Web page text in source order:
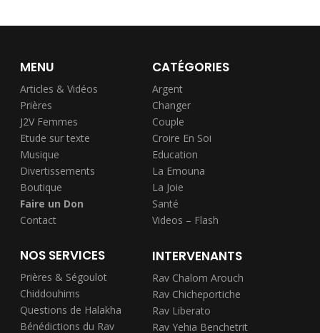
MENU
Articles & Vidéos
Prières
J2V Femmes
Etude sur texte
Musique
Divertissements
Boutique
Faire un Don
Contact
CATÉGORIES
Argent
Changer
Couple
Croire En Soi
Education
La Emouna
La Joie
Santé
Videos – Flash
NOS SERVICES
Prières & Ségoulot
Chiddouhims
Questions de Halakha
Bénédictions du Rav
INTERVENANTS
Rav Chalom Arouch
Rav Chicheportiche
Rav Liberato
Rav Yehia Benchetrit